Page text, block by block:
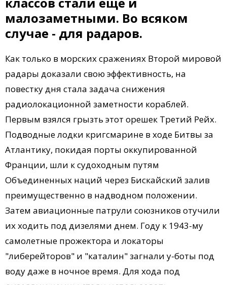
малозаметными. Во всяком
случае - для радаров.
Как только в морских сражениях Второй мировой
радары доказали свою эффективность, на
повестку дня стала задача снижения
радиолокационной заметности кораблей.
Первым взялся грызть этот орешек Третий Рейх.
Подводные лодки кригсмарине в ходе Битвы за
Атлантику, покидая порты оккупированной
Франции, шли к судоходным путям
Объединенных наций через Бискайский залив
преимущественно в надводном положении.
Затем авиа­ционные патрули союзников отучили
их ходить под дизелями днем. Году к 1943-му
самолетные прожектора и локаторы
"либерейторов" и "каталин" загнали у-боты под
воду даже в ночное время. Для хода под